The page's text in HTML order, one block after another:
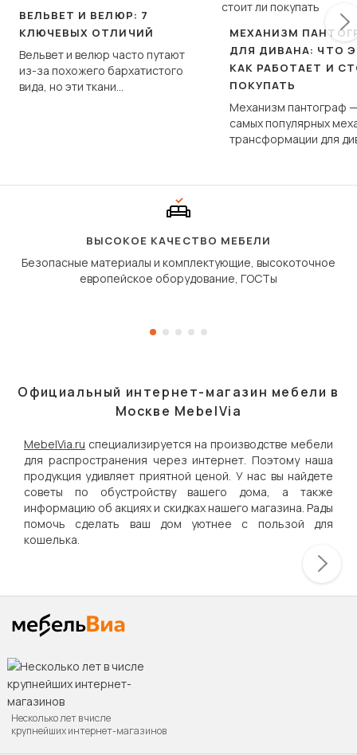
ВЕЛЬВЕТ И ВЕЛЮР: 7
КЛЮЧЕВЫХ ОТЛИЧИЙ
Вельвет и велюр часто путают
из-за похожего бархатистого
вида, но эти ткани
МЕХАНИЗМ
ДЛЯ ДИВАНА: ЧТО
КАК РАБОТАЕТ И
ПОКУПАТЬ
Механизм пантограф
самых популярных
трансформации для
сиденье не
дугообразной
ВЫСОКОЕ КАЧЕСТВО МЕБЕЛИ
Безопасные материалы и комплектующие, высокоточное
европейское оборудование, ГОСТы
Официальный интернет-магазин мебели в
Москве MebelVia
MebelVia.ru специализируется на производстве мебели
для распространения через интернет. Поэтому наша
продукция удивляет приятной ценой. У нас вы найдете
советы по обустройству вашего дома, а также
информацию об акциях и скидках нашего магазина. Рады
помочь сделать ваш дом уютнее с пользой для
кошелька.
Несколько лет в числе
крупнейших интернет-магазинов